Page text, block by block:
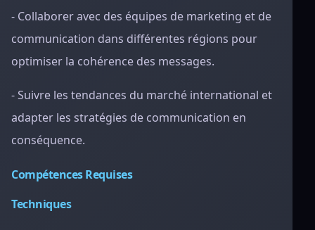
- Collaborer avec des équipes de marketing et de
communication dans différentes régions pour
optimiser la cohérence des messages.
- Suivre les tendances du marché international et
adapter les stratégies de communication en
conséquence.
Compétences Requises
Techniques